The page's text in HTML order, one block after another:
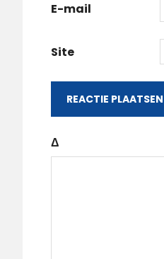
E-mail
Site
Δ